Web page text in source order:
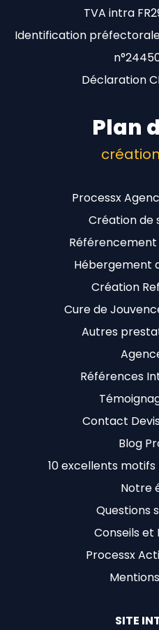
TVA intra
Identification
Déclaration
Plan
Processx
Création de
Hébergement
Création
Cure de
Autres
Références
Contact
Blog
10 excellents
Notre
Questions
Conseils et
Processx
SITE